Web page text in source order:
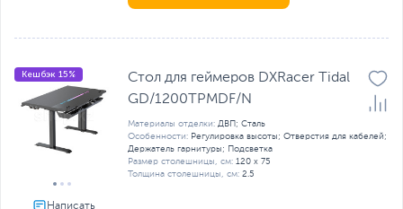
Кешбэк 15%
Стол для геймеров DXRacer Tidal
GD/1200TPMDF/N
Материалы отделки: ДВП; Сталь
Особенности: Регулировка высоты; Отверстия для кабелей;
Держатель гарнитуры; Подсветка
Размер столешницы, см: 120 x 75
Толщина столешницы, см: 2.5